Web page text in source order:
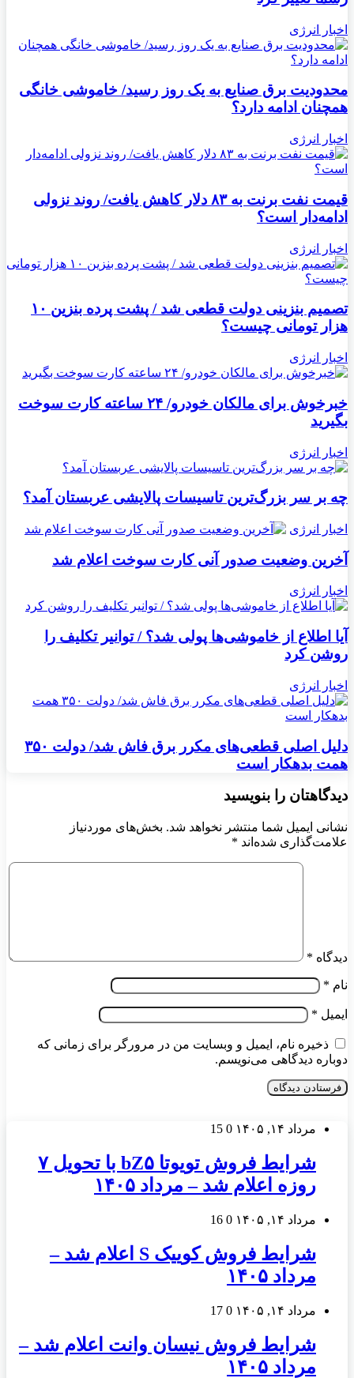
اخبار انرژی
محدودیت برق صنایع به یک روز رسید/ خاموشی خانگی
همچنان ادامه دارد؟
اخبار انرژی
قیمت نفت برنت به ۸۳ دلار کاهش یافت/ روند نزولی
ادامه‌دار است؟
اخبار انرژی
تصمیم بنزینی دولت قطعی شد / پشت پرده بنزین ۱۰
هزار تومانی چیست؟
اخبار انرژی
خبرخوش برای مالکان خودرو/ ۲۴ ساعته کارت سوخت
بگیرید
اخبار انرژی
چه بر سر بزرگ‌ترین تاسیسات پالایشی عربستان آمد؟
اخبار انرژی
آخرین وضعیت صدور آنی کارت سوخت اعلام شد
اخبار انرژی
آیا اطلاع از خاموشی‌ها پولی شد؟ / توانیر تکلیف را
روشن کرد
اخبار انرژی
دلیل اصلی قطعی‌های مکرر برق فاش شد/ دولت ۳۵۰
همت بدهکار است
دیدگاهتان را بنویسید
نشانی ایمیل شما منتشر نخواهد شد. بخش‌های موردنیاز
علامت‌گذاری شده‌اند *
دیدگاه *
نام *
ایمیل *
ذخیره نام، ایمیل و وبسایت من در مرورگر برای زمانی که
دوباره دیدگاهی می‌نویسم.
مرداد ۱۴, ۱۴۰۵ 0
15
شرایط فروش تویوتا bZ۵ با تحویل ۷
روزه اعلام شد – مرداد ۱۴۰۵
مرداد ۱۴, ۱۴۰۵ 0
16
شرایط فروش کوییک S اعلام شد –
مرداد ۱۴۰۵
مرداد ۱۴, ۱۴۰۵ 0
17
شرایط فروش نیسان وانت اعلام شد –
مرداد ۱۴۰۵